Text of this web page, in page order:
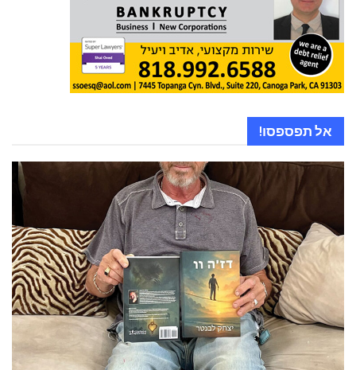
אל תפספסו!